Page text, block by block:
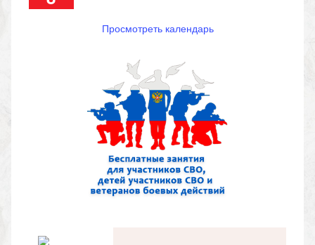
Просмотреть календарь